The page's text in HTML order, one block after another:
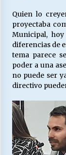
Quien lo
proyectaba
Municipal,
diferencias de
tema parece
poder a una
no puede ser
directivo